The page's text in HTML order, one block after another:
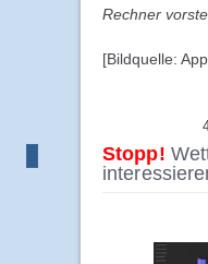
Rechner
[Bildquelle:
Stopp!